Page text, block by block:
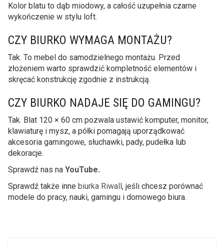
Kolor blatu to dąb miodowy, a całość uzupełnia czarne
wykończenie w stylu loft.
CZY BIURKO WYMAGA MONTAŻU?
Tak. To mebel do samodzielnego montażu. Przed
złożeniem warto sprawdzić kompletność elementów i
skręcać konstrukcję zgodnie z instrukcją.
CZY BIURKO NADAJE SIĘ DO GAMINGU?
Tak. Blat 120 × 60 cm pozwala ustawić komputer, monitor,
klawiaturę i mysz, a półki pomagają uporządkować
akcesoria gamingowe, słuchawki, pady, pudełka lub
dekoracje.
Sprawdź nas na YouTube.
Sprawdź także inne biurka Riwall, jeśli chcesz porównać
modele do pracy, nauki, gamingu i domowego biura.